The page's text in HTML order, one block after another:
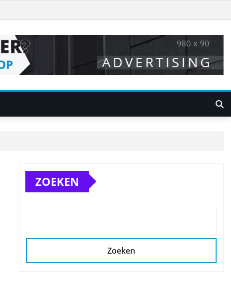
ZOEKEN
Zoeken